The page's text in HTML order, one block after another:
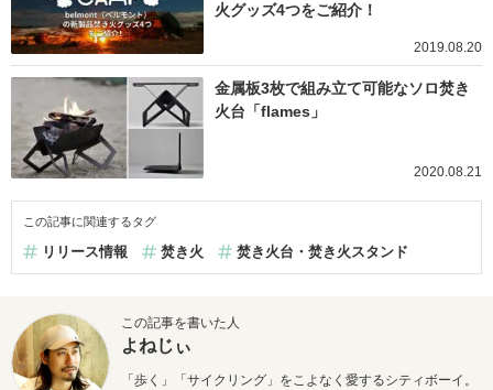
火グッズ4つをご紹介！
2019.08.20
金属板3枚で組み立て可能なソロ焚き
火台「flames」
2020.08.21
この記事に関連するタグ
リリース情報 焚き火 焚き火台・焚き火スタンド
この記事を書いた人
よねじぃ
「歩く」「サイクリング」をこよなく愛するシティボーイ。